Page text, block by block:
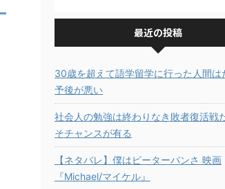
最近の投稿
30歳を超えて語学留学に行った人間は
予後が悪い
社会人の勉強は終わりなき敗者復活戦
そチャンスが有る
【ネタバレ】僕はピーターパンさ 映画
『Michael/マイケル』